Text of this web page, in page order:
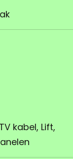
kabel, Lift,